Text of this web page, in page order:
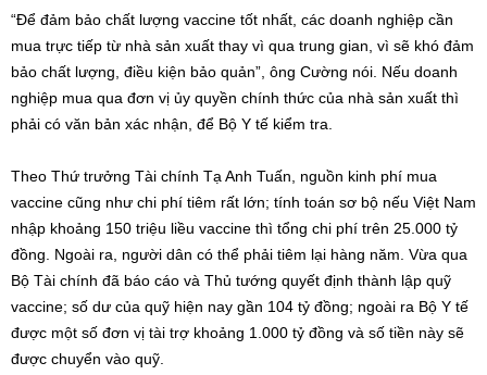
“Để đảm bảo chất lượng vaccine tốt nhất, các doanh nghiệp cần
mua trực tiếp từ nhà sản xuất thay vì qua trung gian, vì sẽ khó đảm
bảo chất lượng, điều kiện bảo quản”, ông Cường nói. Nếu doanh
nghiệp mua qua đơn vị ủy quyền chính thức của nhà sản xuất thì
phải có văn bản xác nhận, để Bộ Y tế kiểm tra.
Theo Thứ trưởng Tài chính Tạ Anh Tuấn, nguồn kinh phí mua
vaccine cũng như chi phí tiêm rất lớn; tính toán sơ bộ nếu Việt Nam
nhập khoảng 150 triệu liều vaccine thì tổng chi phí trên 25.000 tỷ
đồng. Ngoài ra, người dân có thể phải tiêm lại hàng năm. Vừa qua
Bộ Tài chính đã báo cáo và Thủ tướng quyết định thành lập quỹ
vaccine; số dư của quỹ hiện nay gần 104 tỷ đồng; ngoài ra Bộ Y tế
được một số đơn vị tài trợ khoảng 1.000 tỷ đồng và số tiền này sẽ
được chuyển vào quỹ.